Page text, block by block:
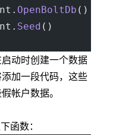
OpenBoltDb ()
Seed ()
动时创建一个数据
加一段代码，这些
帐户数据。
函数：